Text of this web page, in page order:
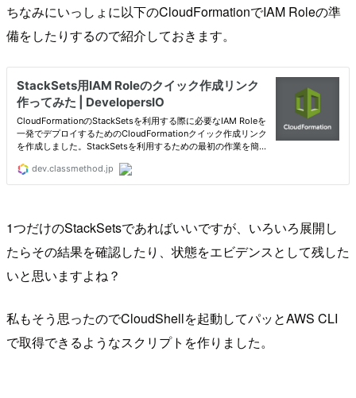
ちなみにいっしょに以下のCloudFormationでIAM Roleの準
備をしたりするので紹介しておきます。
1つだけのStackSetsであればいいですが、いろいろ展開し
たらその結果を確認したり、状態をエビデンスとして残した
いと思いますよね？
私もそう思ったのでCloudShellを起動してパッとAWS CLI
で取得できるようなスクリプトを作りました。